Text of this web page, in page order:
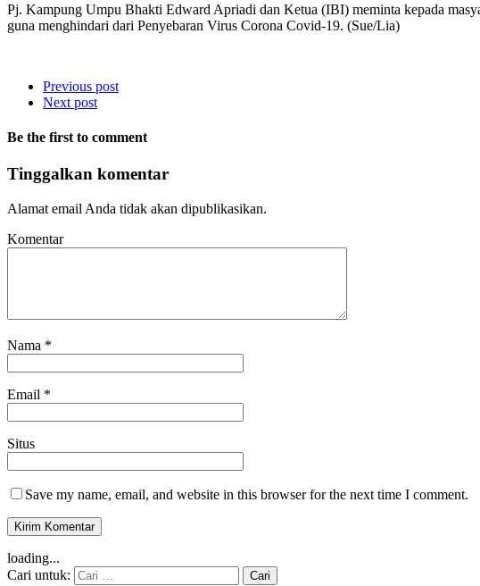
Pj. Kampung Umpu Bhakti Edward Apriadi dan Ketua (IBI) meminta kepada
guna menghindari dari Penyebaran Virus Corona Covid-19. (Sue/Lia)
Previous post
Next post
Be the first to comment
Tinggalkan komentar
Alamat email Anda tidak akan dipublikasikan.
Komentar
Nama *
Email *
Situs
Save my name, email, and website in this browser for the next time I comment.
loading...
Cari untuk: